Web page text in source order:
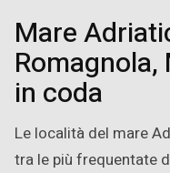
Mare
in coda
Le località del mare
tra le più frequentate